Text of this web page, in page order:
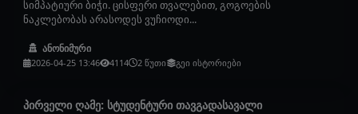
სიმპატიური ბიჭი. ცისფერი თვალებით, გოგოების
ნაკლებობას არასოდეს ვუჩიოდი...
ანონიმური
2026-04-25 13:46 4114 2 წუთი გეი ისტორიები
პირველი ღამე: სტუდენტური თავგადასავალი